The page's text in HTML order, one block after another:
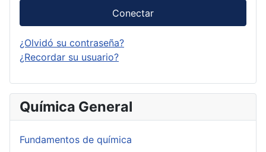
Conectar
¿Olvidó su contraseña?
¿Recordar su usuario?
Química General
Fundamentos de química